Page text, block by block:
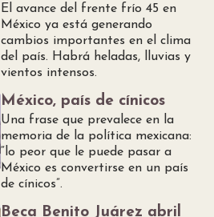
El avance del frente frío 45 en
México ya está generando
cambios importantes en el clima
del país. Habrá heladas, lluvias y
vientos intensos.
México, país de cínicos
Una frase que prevalece en la
memoria de la política mexicana:
“lo peor que le puede pasar a
México es convertirse en un país
de cínicos”.
Beca Benito Juárez abril